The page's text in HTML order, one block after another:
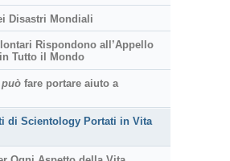
Disastri Mondiali
Rispondono all’Appello
Tutto il Mondo
puòfare portare aiuto a
di Scientology Portati in Vita